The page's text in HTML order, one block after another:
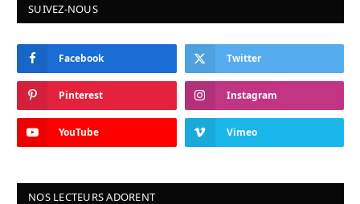
SUIVEZ-NOUS
Facebook Twitter
Pinterest Instagram
YouTube Vimeo
NOS LECTEURS ADORENT